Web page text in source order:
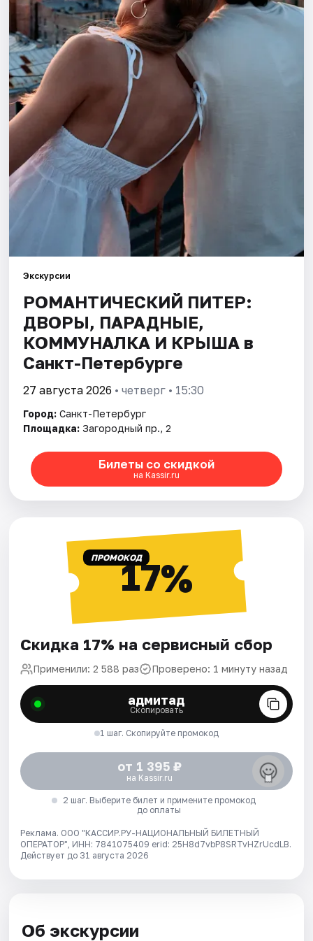
Города
Площадки
Артисты
Рейтинги
Экскурсии
РОМАНТИЧЕСКИЙ ПИТЕР:
ДВОРЫ, ПАРАДНЫЕ,
КОММУНАЛКА И КРЫША в
Санкт-Петербурге
27 августа 2026 • четверг • 15:30
Город: Санкт-Петербург
Площадка: Загородный пр., 2
Билеты со скидкой
на Kassir.ru
ПРОМОКОД17%
Скидка 17% на сервисный сбор
Применили: 2 588 раз Проверено: 1 минуту назад
адмитад
Скопировать
1 шаг. Скопируйте промокод
от 1 395 ₽
на Kassir.ru
2 шаг. Выберите билет и примените промокод
до оплаты
Реклама. ООО "КАССИР.РУ-НАЦИОНАЛЬНЫЙ БИЛЕТНЫЙ
ОПЕРАТОР", ИНН: 7841075409 erid: 25H8d7vbP8SRTvHZrUcdLB.
Действует до 31 августа 2026
Об экскурсии